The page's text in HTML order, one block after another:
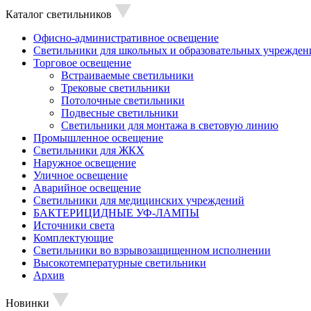
Каталог светильников
Офисно-административное освещение
Светильники для школьных и образовательных
Торговое освещение
Встраиваемые светильники
Трековые светильники
Потолочные светильники
Подвесные светильники
Светильники для монтажа в световую линию
Промышленное освещение
Светильники для ЖКХ
Наружное освещение
Уличное освещение
Аварийное освещение
Светильники для медицинских учреждений
БАКТЕРИЦИДНЫЕ УФ-ЛАМПЫ
Источники света
Комплектующие
Светильники во взрывозащищенном исполнении
Высокотемпературные светильники
Архив
Новинки